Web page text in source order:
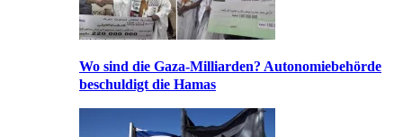
Wo sind die Gaza-Milliarden? Autonomiebehörde
beschuldigt die Hamas